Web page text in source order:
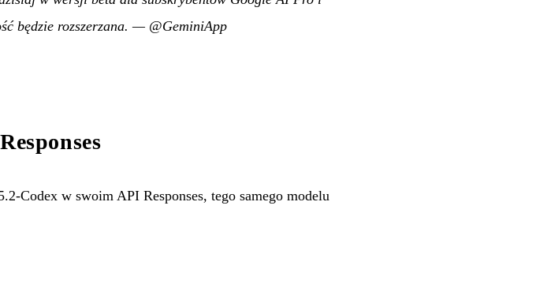
będzie rozszerzana. — @GeminiApp
Codex w swoim API Responses, tego samego modelu